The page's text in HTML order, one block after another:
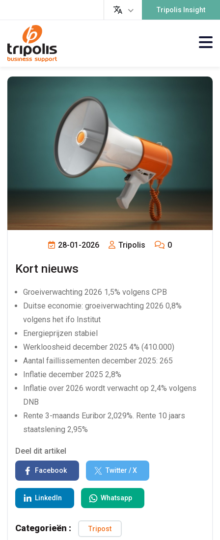
Tripolis Insight
28-01-2026 Tripolis 0
Kort nieuws
Groeiverwachting 2026 1,5% volgens CPB
Duitse economie: groeiverwachting 2026 0,8%
volgens het ifo Institut
Energieprijzen stabiel
Werkloosheid december 2025 4% (410.000)
Aantal faillissementen december 2025: 265
Inflatie december 2025 2,8%
Inflatie over 2026 wordt verwacht op 2,4% volgens
DNB
Rente 3-maands Euribor 2,029%. Rente 10 jaars
staatslening 2,95%
Deel dit artikel
Facebook Twitter / X
LinkedIn Whatsapp
Categorieën : Tripost